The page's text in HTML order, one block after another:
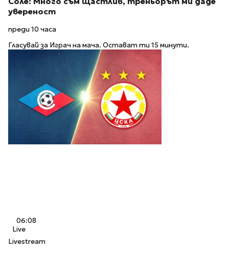
увереност
преди 10 часа
Гласувай за Играч на мача. Остават ти 15 минути.
06:08
Live
Livestream